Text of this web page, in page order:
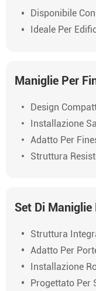
Disponibile
Ideale Per
Maniglie Per
Design
Installazione
Adatto Per
Struttura
Set Di Maniglie
Struttura
Adatto Per
Installazione
Progettato Per